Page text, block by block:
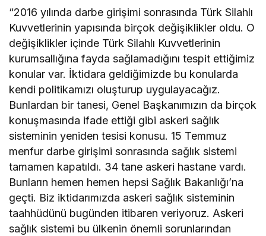
“2016 yılında darbe girişimi sonrasında Türk Silahlı
Kuvvetlerinin yapısında birçok değişiklikler oldu. O
değişiklikler içinde Türk Silahlı Kuvvetlerinin
kurumsallığına fayda sağlamadığını tespit ettiğimiz
konular var. İktidara geldiğimizde bu konularda
kendi politikamızı oluşturup uygulayacağız.
Bunlardan bir tanesi, Genel Başkanımızın da birçok
konuşmasında ifade ettiği gibi askeri sağlık
sisteminin yeniden tesisi konusu. 15 Temmuz
menfur darbe girişimi sonrasında sağlık sistemi
tamamen kapatıldı. 34 tane askeri hastane vardı.
Bunların hemen hemen hepsi Sağlık Bakanlığı’na
geçti. Biz iktidarımızda askeri sağlık sisteminin
taahhüdünü bugünden itibaren veriyoruz. Askeri
sağlık sistemi bu ülkenin önemli sorunlarından